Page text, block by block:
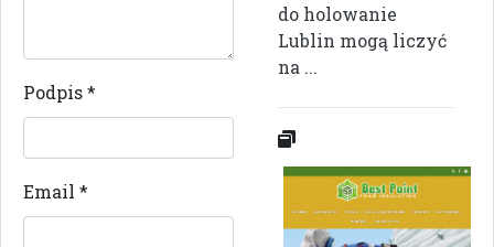
Podpis*
Email *
do holowanie
Lublin mogą liczyć
na ...